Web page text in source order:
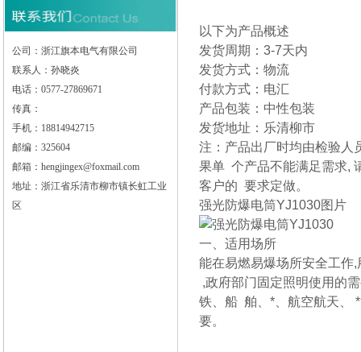
公司：浙江旗本电气有限公司
联系人：孙晓炎
电话：0577-27869671
传真：
手机：18814942715
邮编：325604
邮箱：hengjingex@foxmail.com
地址：浙江省乐清市柳市镇长虹工业
区
以下为产品概述
发货周期：3-7天内
发货方式：物流
付款方式：电汇
产品包装：中性包装
发货地址：乐清柳市
注：产品出厂时均由检验人
果单 个产品不能满足需求,
客户的 要求定做。
强光防爆电筒YJ1030图片
一、适用场所
能在易燃易爆场所安全工作
,政府部门固定照明使用的
铁、船 舶、*、航空航天、
要。